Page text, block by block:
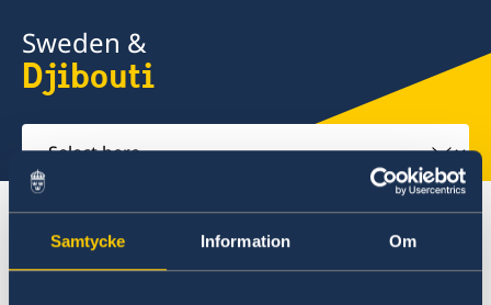
Samtycke Information Om
Sweden &
Djibouti
Select
here
About Sweden Djibouti Going to Sweden?
Working in Sweden